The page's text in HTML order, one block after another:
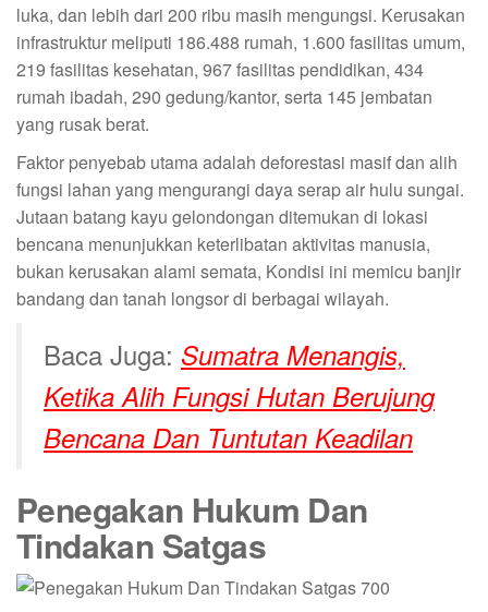
luka, dan lebih dari 200 ribu masih mengungsi. Kerusakan
infrastruktur meliputi 186.488 rumah, 1.600 fasilitas umum,
219 fasilitas kesehatan, 967 fasilitas pendidikan, 434
rumah ibadah, 290 gedung/kantor, serta 145 jembatan
yang rusak berat.
Faktor penyebab utama adalah deforestasi masif dan alih
fungsi lahan yang mengurangi daya serap air hulu sungai.
Jutaan batang kayu gelondongan ditemukan di lokasi
bencana menunjukkan keterlibatan aktivitas manusia,
bukan kerusakan alami semata, Kondisi ini memicu banjir
bandang dan tanah longsor di berbagai wilayah.
Baca Juga: Sumatra Menangis,
Ketika Alih Fungsi Hutan Berujung
Bencana Dan Tuntutan Keadilan
Penegakan Hukum Dan
Tindakan Satgas